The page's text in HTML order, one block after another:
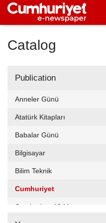
Catalog
Publication
Anneler Günü
Atatürk Kitapları
Babalar Günü
Bilgisayar
Bilim Teknik
Cumhuriyet
Cumhuriyet 19 Mayıs